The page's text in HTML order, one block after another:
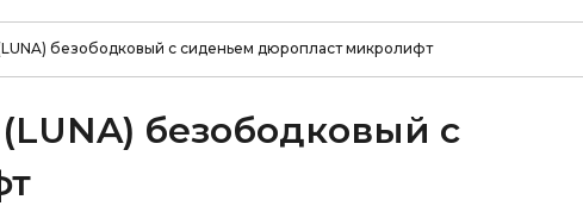
безободковый с сиденьем дюропласт микролифт
безободковый с